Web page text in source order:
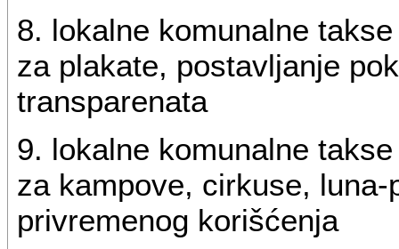
8. lokalne komunalne
za plakate, postavljanje
transparenata
9. lokalne komunalne
za kampove, cirkuse,
privremenog korišćenja